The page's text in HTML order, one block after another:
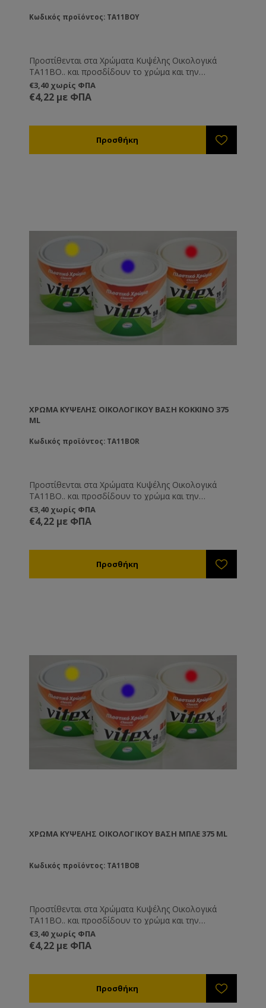
Κωδικός προϊόντος: TA11BOY
Προστίθενται στα Χρώματα Κυψέλης Οικολογικά
TA11BO.. και προσδίδουν το χρώμα και την
απόχρωση που εσείς θέλετε.
€3,40 χωρίς ΦΠΑ
€4,22 με ΦΠΑ
ΧΡΏΜΑ ΚΥΨΈΛΗΣ ΟΙΚΟΛΟΓΙΚΟΎ ΒΑΣΗ ΚΌΚΚΙΝΟ 375
ML
Κωδικός προϊόντος: TA11BOR
Προστίθενται στα Χρώματα Κυψέλης Οικολογικά
TA11BO.. και προσδίδουν το χρώμα και την
απόχρωση που εσείς θέλετε.
€3,40 χωρίς ΦΠΑ
€4,22 με ΦΠΑ
ΧΡΏΜΑ ΚΥΨΈΛΗΣ ΟΙΚΟΛΟΓΙΚΟΎ ΒΑΣΗ ΜΠΛΕ 375 ML
Κωδικός προϊόντος: TA11BOB
Προστίθενται στα Χρώματα Κυψέλης Οικολογικά
TA11BO.. και προσδίδουν το χρώμα και την
απόχρωση που εσείς θέλετε.
€3,40 χωρίς ΦΠΑ
€4,22 με ΦΠΑ